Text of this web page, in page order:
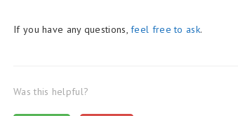
If you have any questions,feel free to ask.
Was this helpful?